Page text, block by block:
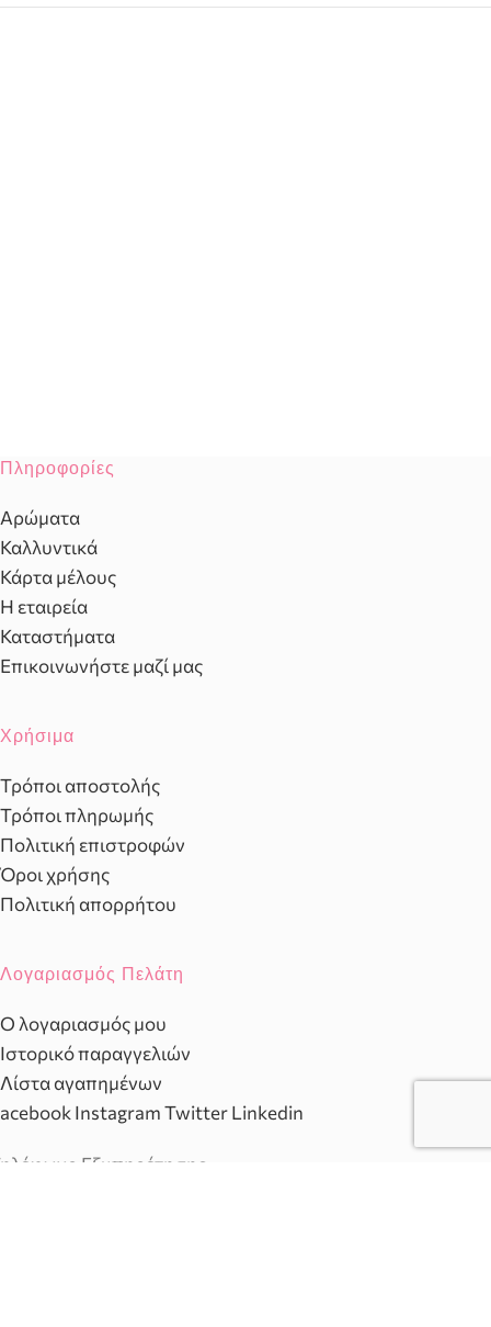
Πληροφορίες
Αρώματα
Καλλυντικά
Κάρτα μέλους
Η εταιρεία
Καταστήματα
Επικοινωνήστε μαζί μας
Χρήσιμα
Τρόποι αποστολής
Τρόποι πληρωμής
Πολιτική επιστροφών
Όροι χρήσης
Πολιτική απορρήτου
Λογαριασμός Πελάτη
Ο λογαριασμός μου
Ιστορικό παραγγελιών
Λίστα αγαπημένων
InstagramTwitterLinkedin
Εξυπηρέτησης